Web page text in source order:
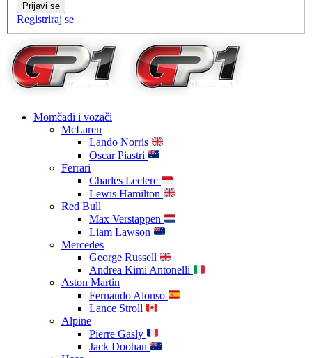
Prijavi se
Registriraj se
Momčadi i vozači
McLaren
Lando Norris
Oscar Piastri
Ferrari
Charles Leclerc
Lewis Hamilton
Red Bull
Max Verstappen
Liam Lawson
Mercedes
George Russell
Andrea Kimi Antonelli
Aston Martin
Fernando Alonso
Lance Stroll
Alpine
Pierre Gasly
Jack Doohan